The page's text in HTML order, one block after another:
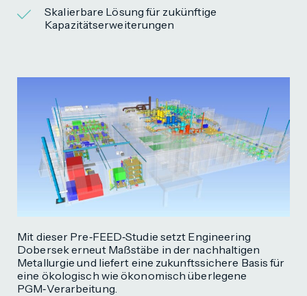
Skalierbare Lösung für zukünftige
Kapazitätserweiterungen
Mit dieser Pre‑FEED‑Studie setzt Engineering
Dobersek erneut Maßstäbe in der nachhaltigen
Metallurgie und liefert eine zukunftssichere Basis für
eine ökologisch wie ökonomisch überlegene
PGM‑Verarbeitung.